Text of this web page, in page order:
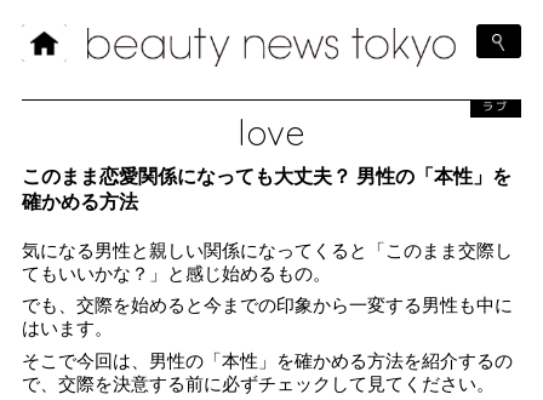
love
ラブ
このまま恋愛関係になっても大丈夫？ 男性の「本性」を
確かめる方法
気になる男性と親しい関係になってくると「このまま交際し
てもいいかな？」と感じ始めるもの。
でも、交際を始めると今までの印象から一変する男性も中に
はいます。
そこで今回は、男性の「本性」を確かめる方法を紹介するの
で、交際を決意する前に必ずチェックして見てください。